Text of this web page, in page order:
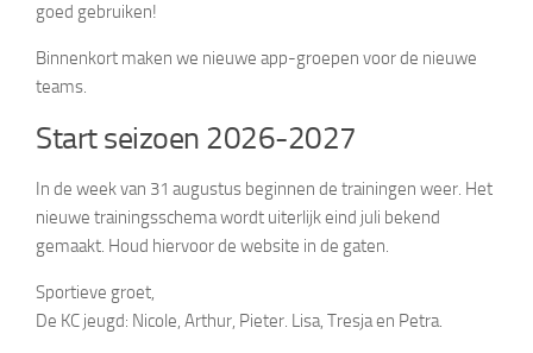
goed gebruiken!
Binnenkort maken we nieuwe app-groepen voor de nieuwe
teams.
Start seizoen 2026-2027
In de week van 31 augustus beginnen de trainingen weer. Het
nieuwe trainingsschema wordt uiterlijk eind juli bekend
gemaakt. Houd hiervoor de website in de gaten.
Sportieve groet,
De KC jeugd: Nicole, Arthur, Pieter. Lisa, Tresja en Petra.